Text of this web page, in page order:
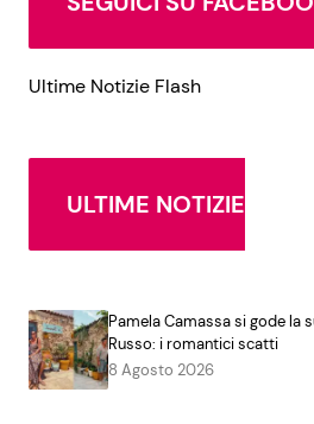
Ultime Notizie Flash
ULTIME NOTIZIE
Pamela Camassa si gode la
Russo: i romantici scatti
8 Agosto 2026